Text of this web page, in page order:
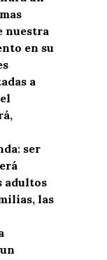
nuestra
en su
a
ser
adultos
las